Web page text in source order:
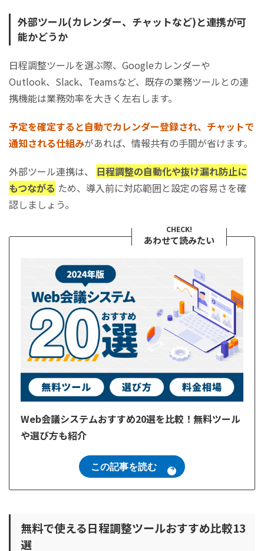
外部ツール(カレンダー、チャットなど)と連携が可
能かどうか
日程調整ツールを選ぶ際、Googleカレンダーや
Outlook、Slack、Teamsなど、既存の業務ツールとの連
携機能は業務効率を大きく左右します。
予定を確定すると自動でカレンダー登録され、チャットで
通知される仕組みがあれば、情報共有の手間が省けます。
外部ツール連携は、 日程調整の自動化や抜け漏れ防止に
もつながる ため、導入前に対応範囲と設定の容易さを確
認しましょう。
CHECK!
あわせて読みたい
Web会議システムおすすめ20選を比較！無料ツール
や選び方も紹介
この記事を読む
無料で使える日程調整ツールおすすめ比較13
選